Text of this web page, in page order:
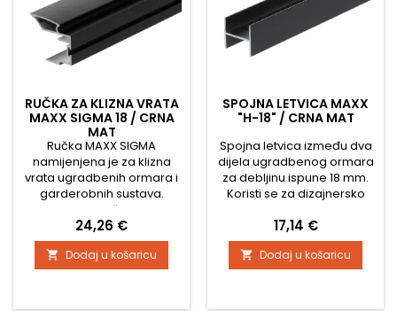
RUČKA ZA KLIZNA VRATA
MAXX SIGMA 18 / CRNA
MAT
Ručka MAXX SIGMA
namijenjena je za klizna
vrata ugradbenih ormara i
garderobnih sustava.
Odlikuje se čvrstom
konstrukcijom, modernim
dizajnom i jednostavnom
montažom na rub vrata.
Idealna je za vrata s
ivericom debljine 18 mm. ✅
Cijena
24,26 €
 Dodaj u košaricu
SPOJNA LETVICA MAXX
"H-18" / CRNA MAT
Spojna letvica između dva
dijela ugradbenog ormara
za debljinu ispune 18 mm.
Koristi se za dizajnersko
ugradbenog ormara u
kombinaciji s drvenim
dijelovima. Profil dostupan
u dužini od 2,9 metara
Cijena
17,14 €
 Dodaj u košaricu